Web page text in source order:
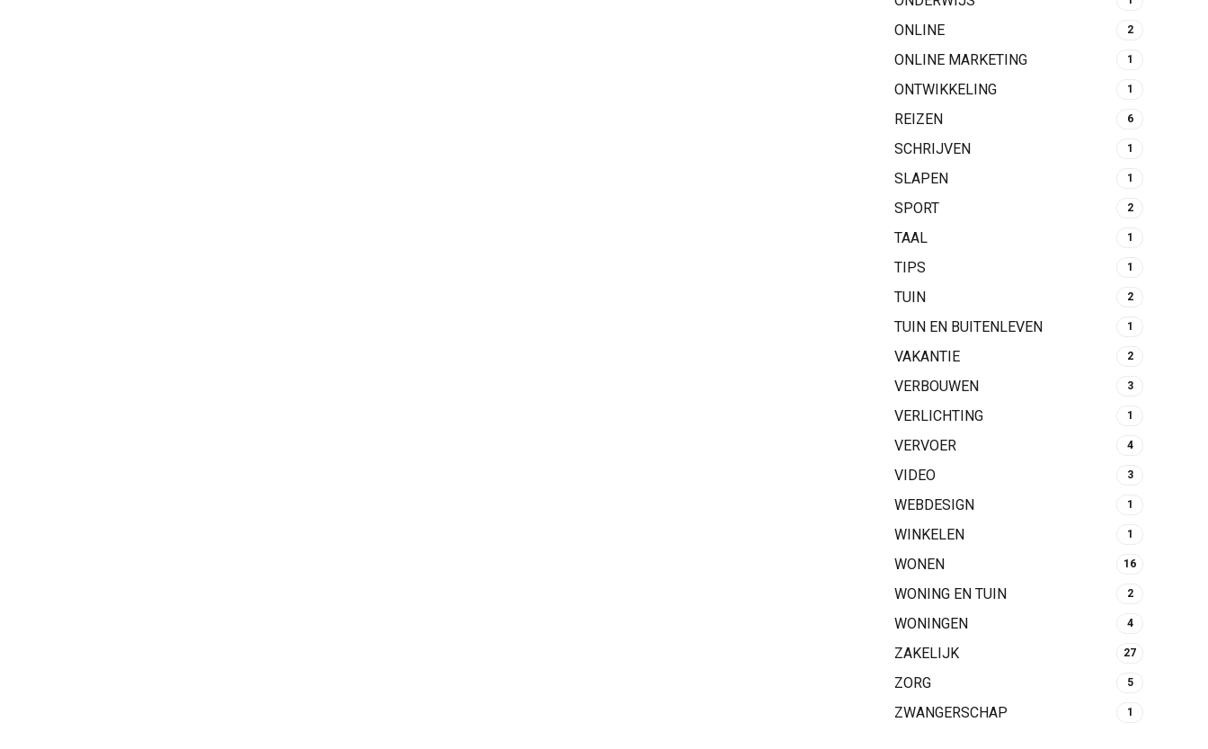
ONLINE 2
ONLINE MARKETING 1
ONTWIKKELING 1
REIZEN 6
SCHRIJVEN 1
SLAPEN 1
SPORT 2
TAAL 1
TIPS 1
TUIN 2
TUIN EN BUITENLEVEN 1
VAKANTIE 2
VERBOUWEN 3
VERLICHTING 1
VERVOER 4
VIDEO 3
WEBDESIGN 1
WINKELEN 1
WONEN 16
WONING EN TUIN 2
WONINGEN 4
ZAKELIJK 27
ZORG 5
ZWANGERSCHAP 1